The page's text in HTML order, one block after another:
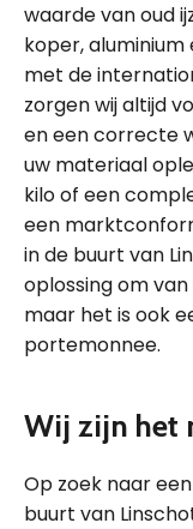
waarde van oud
koper, aluminium
met de
zorgen wij altijd
en een correcte
uw materiaal
kilo of een
een
in de buurt van
oplossing om
maar het is ook
portemonnee.
Wij zijn het
Op zoek naar
buurt van